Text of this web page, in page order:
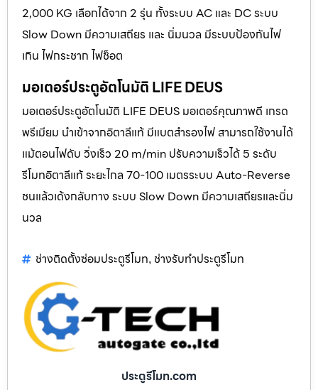
2,000 KG เลือกได้จาก 2 รุ่น ทั้งระบบ AC และ DC ระบบ
Slow Down มีความเสถียร และ นิ่มนวล มีระบบป้องกันไฟ
เกิน ไฟกระชาก ไฟช็อต
มอเตอร์ประตูอัตโนมัติ LIFE DEUS
มอเตอร์ประตูอัตโนมัติ LIFE DEUS มอเตอร์คุณภาพดี เกรด
พรีเมียม นำเข้าจากอิตาลีแท้ มีแบตสำรองไฟ สามารถใช้งานได้
แม้ตอนไฟดับ วิ่งเร็ว 20 m/min ปรับความเร็วได้ 5 ระดับ
รีโมทอิตาลีแท้ ระยะไกล 70-100 เมตรระบบ Auto-Reverse
ชนแล้วเด้งกลับทาง ระบบ Slow Down มีความเสถียรและนิ่ม
นวล
ช่างติดตั้งซ่อมประตูรีโมท, ช่างรับทำประตูรีโมท
ประตูรีโมท.com